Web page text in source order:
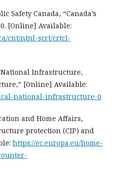
Safety Canada, “Canada’s
[Online] Available:
cnt/ntnl-scrt/crtcl-
Infrastructure,
[Online] Available:
national-infrastructure-0
and Home Affairs,
protection (CIP) and
https://ec.europa.eu/home-